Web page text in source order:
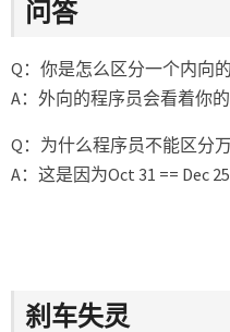
问答
Q：你是怎么区分一个内向
A：外向的程序员会看着你的
Q：为什么程序员不能区分
A：这是因为Oct 31 == Dec
刹车失灵